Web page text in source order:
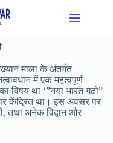
माला के अंतर्गत
में एक महत्वपूर्ण
विषय था ‘”नया भारत गढो”
केंद्रित था। इस अवसर पर
तथा अनेक विद्वान और